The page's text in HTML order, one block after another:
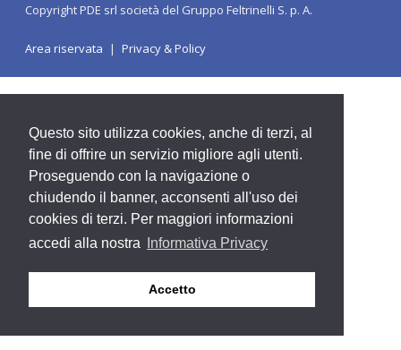
Questo sito utilizza cookies, anche di terzi, al
fine di offrire un servizio migliore agli utenti.
Proseguendo con la navigazione o
chiudendo il banner, acconsenti all'uso dei
cookies di terzi. Per maggiori informazioni
accedi alla nostra
Informativa Privacy
Accetto
Copyright PDE srl società del Gruppo Feltrinelli S. p. A.
Area riservata Privacy & Policy